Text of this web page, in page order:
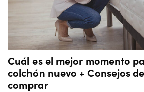
Cuál es el mejor momento
colchón nuevo + Consejos
comprar